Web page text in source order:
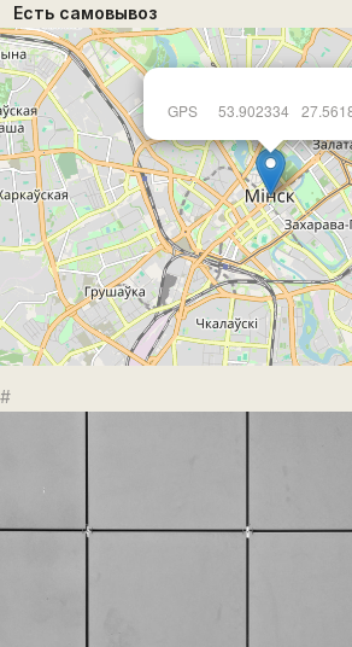
Есть самовывоз
GPS 53.902334
#